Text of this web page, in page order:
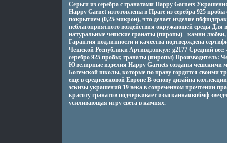
Серьги из серебра с гранатами Happy Garnets
Happy Garnet изготовлены в Праге из серебра 925
покрытием (0,25 микрон), что делает изделие
неблагоприятного воздействия окружающей среды Для
натуральные чешские гранаты (пиропы) - камни любви,
Гарантия подлинности и качества подтверждена
Чешской Республики Артивдззпкул: g2177 Средний
серебро 925 пробы; гранаты (пиропы) Производитель:
Ювелирные изделия Happy Garnets созданы чешскими
Богемской школы, которые по праву гордятся своими
еще в средневековой Европе В основу дизайна
эскизы украшений 19 века в современном прочтении
красоту гранатов подчеркивает изысканнаявпбмф
усиливающая игру света в камнях.